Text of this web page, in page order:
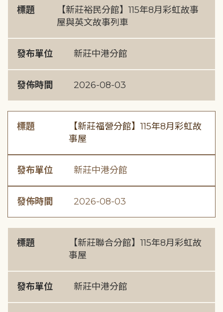
標題
【新莊裕民分館】115年8月彩虹故事
屋與英文故事列車
發布單位 新莊中港分館
發佈時間 2026-08-03
標題
【新莊福營分館】115年8月彩虹故
事屋
發布單位 新莊中港分館
發佈時間 2026-08-03
標題
【新莊聯合分館】115年8月彩虹故
事屋
發布單位 新莊中港分館